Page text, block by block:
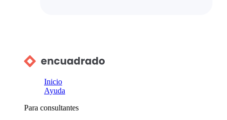
Inicio
Ayuda
Para consultantes